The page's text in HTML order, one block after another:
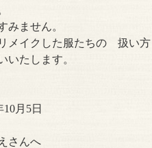
みません。
メイクした服たちの 扱い
いたします。
10月5日
さんへ